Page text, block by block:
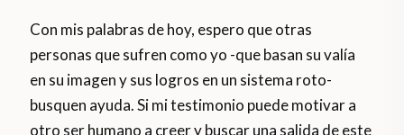
Con mis palabras de hoy, espero que otras
personas que sufren como yo -que basan su valía
en su imagen y sus logros en un sistema roto-
busquen ayuda. Si mi testimonio puede motivar a
otro ser humano a creer y buscar una salida de este